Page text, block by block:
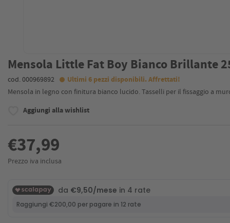
Mensola Little Fat Boy Bianco Brillante
cod. 000969892 Ultimi 6 pezzi disponibili. Affrettati!
Mensola in legno con finitura bianco lucido. Tasselli per il fissaggio a
Aggiungi alla wishlist
€37,99
Prezzo iva inclusa